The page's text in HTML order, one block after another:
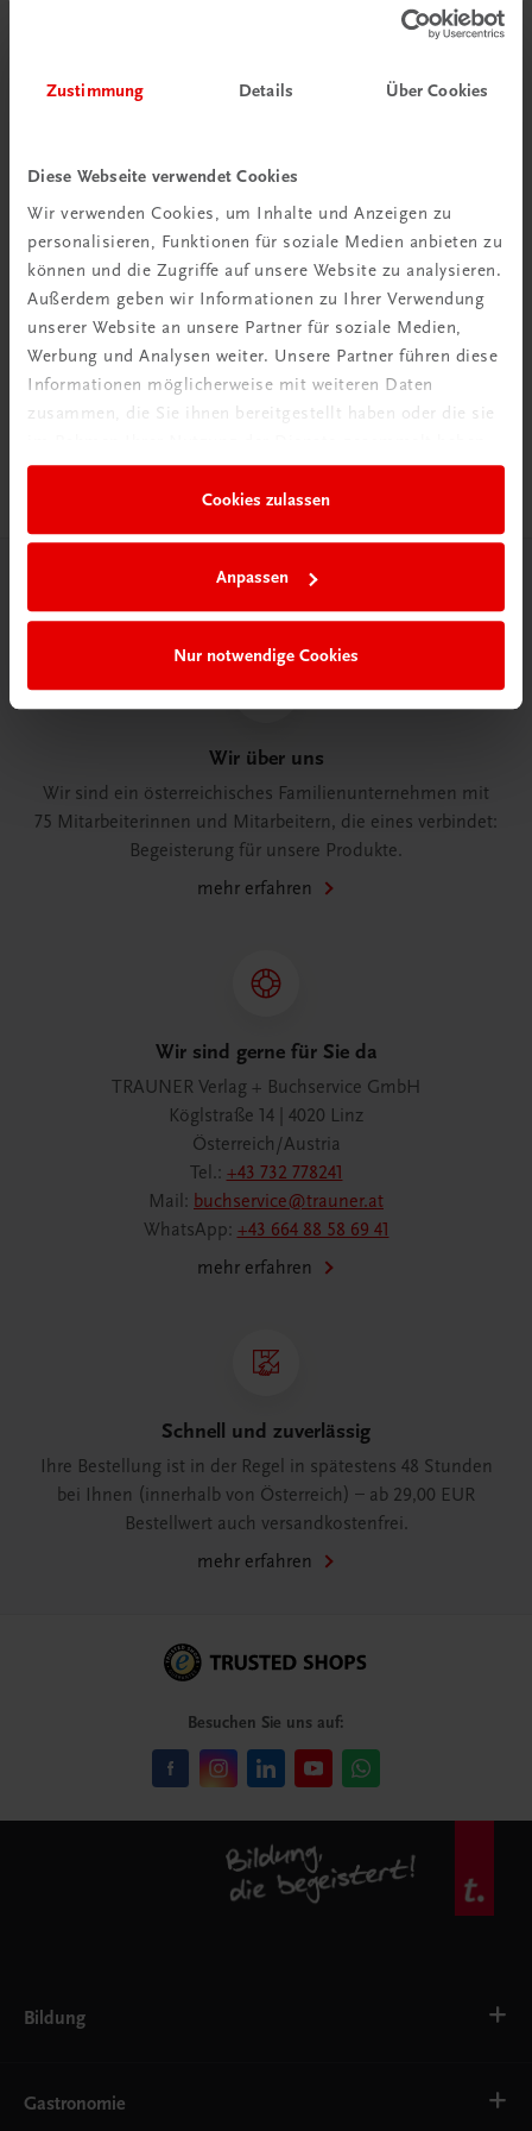
Zustimmung Details Über Cookies
Diese Webseite verwendet Cookies
Wir verwenden Cookies, um Inhalte und Anzeigen zu
personalisieren, Funktionen für soziale Medien anbieten zu
können und die Zugriffe auf unsere Website zu analysieren.
Außerdem geben wir Informationen zu Ihrer Verwendung
unserer Website an unsere Partner für soziale Medien,
Werbung und Analysen weiter. Unsere Partner führen diese
Informationen möglicherweise mit weiteren Daten
zusammen, die Sie ihnen bereitgestellt haben oder die sie
Cookies zulassen
Anpassen
Nur notwendige Cookies
Mit über 250 Rezepten
Herzlich willkommen bei TRAUNER!
Wir über uns
Wir sind ein österreichisches Familienunternehmen mit
75 Mitarbeiterinnen und Mitarbeitern, die eines verbindet:
Begeisterung für unsere Produkte.
mehr erfahren
Wir sind gerne für Sie da
TRAUNER Verlag + Buchservice GmbH
Köglstraße 14 | 4020 Linz
Österreich/Austria
Tel.: +43 732 778241
Mail: buchservice@trauner.at
WhatsApp: +43 664 88 58 69 41
mehr erfahren
Schnell und zuverlässig
Ihre Bestellung ist in der Regel in spätestens 48 Stunden
bei Ihnen (innerhalb von Österreich) – ab 29,00 EUR
Bestellwert auch versandkostenfrei.
mehr erfahren
Besuchen Sie uns auf:
Bildung
AHS
Gastronomie